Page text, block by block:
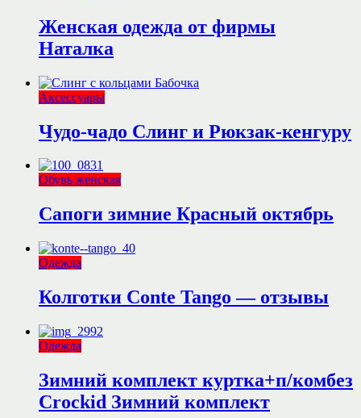
Женская одежда от фирмы
Наталка
Аксессуары
Чудо-чадо Слинг и Рюкзак-кенгуру
Обувь женская
Сапоги зимние Красный октябрь
Одежда
Колготки Conte Tango — отзывы
Одежда
Зимний комплект куртка+п/комбез
Crockid Зимний комплект